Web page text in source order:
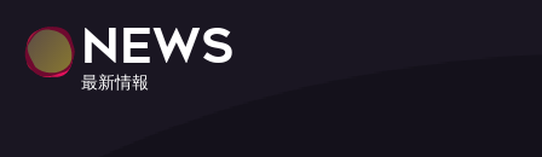
NEWS
最新情報